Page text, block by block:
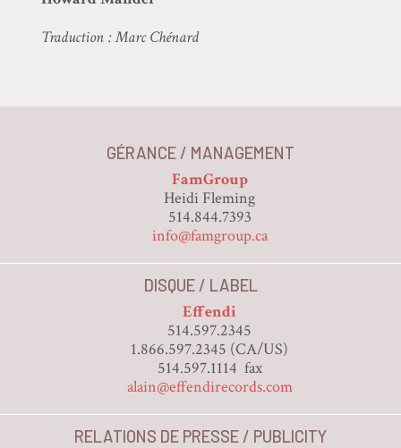
Traduction : Marc Chénard
GÉRANCE / MANAGEMENT
FamGroup
Heidi Fleming
514.844.7393
info@famgroup.ca
DISQUE / LABEL
Effendi
514.597.2345
1.866.597.2345 (CA/US)
514.597.1114 fax
alain@effendirecords.com
RELATIONS DE PRESSE / PUBLICITY